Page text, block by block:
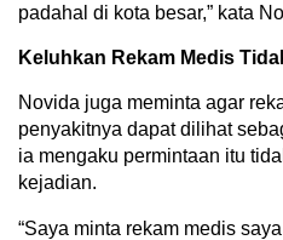
padahal di kota besar,” kata
Keluhkan Rekam Medis
Novida juga meminta agar
penyakitnya dapat dilihat
ia mengaku permintaan itu
kejadian.
“Saya minta rekam medis